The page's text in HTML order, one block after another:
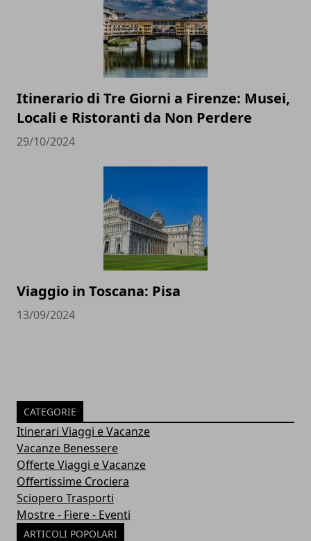
Itinerario di Tre Giorni a Firenze: Musei,
Locali e Ristoranti da Non Perdere
29/10/2024
Viaggio in Toscana: Pisa
13/09/2024
CATEGORIE
Itinerari Viaggi e Vacanze
Vacanze Benessere
Offerte Viaggi e Vacanze
Offertissime Crociera
Sciopero Trasporti
Mostre - Fiere - Eventi
ARTICOLI POPOLARI